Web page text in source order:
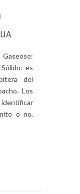
Gaseoso:
es
del
Los
identificar
o no,